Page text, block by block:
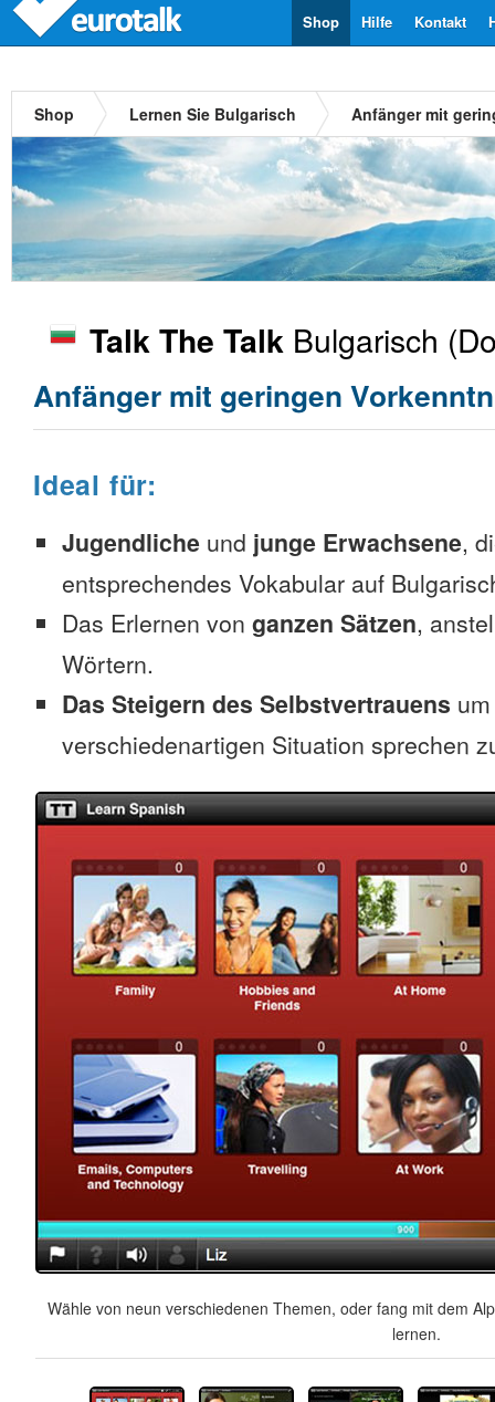
Kontakt
Hilfe
Shop
Shop Lernen Sie Bulgarisch Anfänger mit
Talk The Talk Bulgarisch
Anfänger mit geringen
Ideal für:
Jugendliche und junge Erwachsene,
entsprechendes Vokabular auf
Das Erlernen von ganzen Sätzen,
Wörtern.
Das Steigern des Selbstvertrauens
verschiedenartigen Situation sprechen
Wähle von neun verschiedenen Themen, oder fang mit dem
lernen.